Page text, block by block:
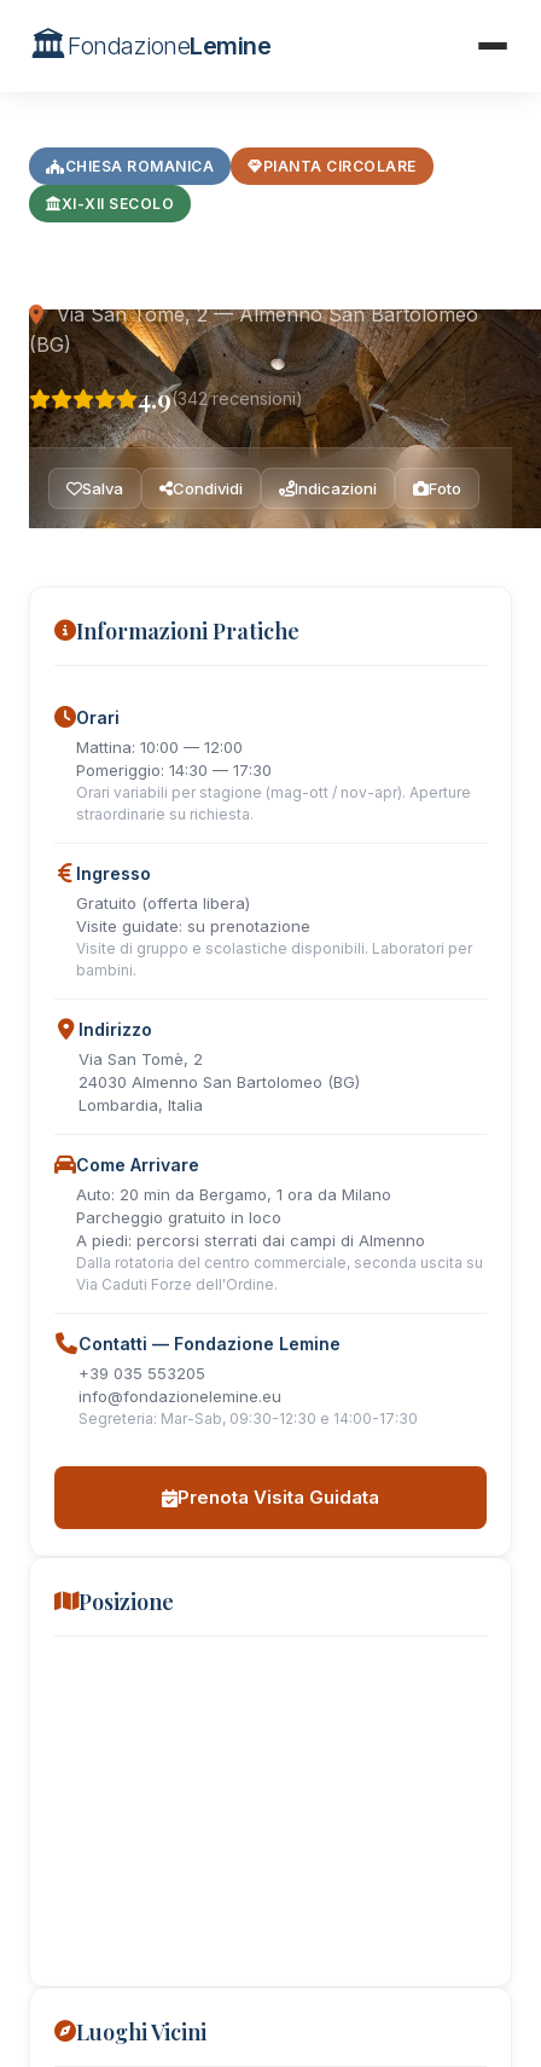
🏛️FondazioneLemine
CHIESA ROMANICA PIANTA CIRCOLARE
XI-XII SECOLO
Via San Tomè, 2 — Almenno San Bartolomeo
(BG)
4.9(342 recensioni)
Salva Condividi Indicazioni Foto
Informazioni Pratiche
Orari
Mattina: 10:00 — 12:00
Pomeriggio: 14:30 — 17:30
Orari variabili per stagione (mag-ott / nov-apr). Aperture
straordinarie su richiesta.
Ingresso
Gratuito (offerta libera)
Visite guidate: su prenotazione
Visite di gruppo e scolastiche disponibili. Laboratori per
bambini.
Indirizzo
Via San Tomè, 2
24030 Almenno San Bartolomeo (BG)
Lombardia, Italia
Come Arrivare
Auto: 20 min da Bergamo, 1 ora da Milano
Parcheggio gratuito in loco
A piedi: percorsi sterrati dai campi di Almenno
Dalla rotatoria del centro commerciale, seconda uscita su
Via Caduti Forze dell'Ordine.
Contatti — Fondazione Lemine
+39 035 553205
info@fondazionelemine.eu
Segreteria: Mar-Sab, 09:30-12:30 e 14:00-17:30
Prenota Visita Guidata
Posizione
Luoghi Vicini